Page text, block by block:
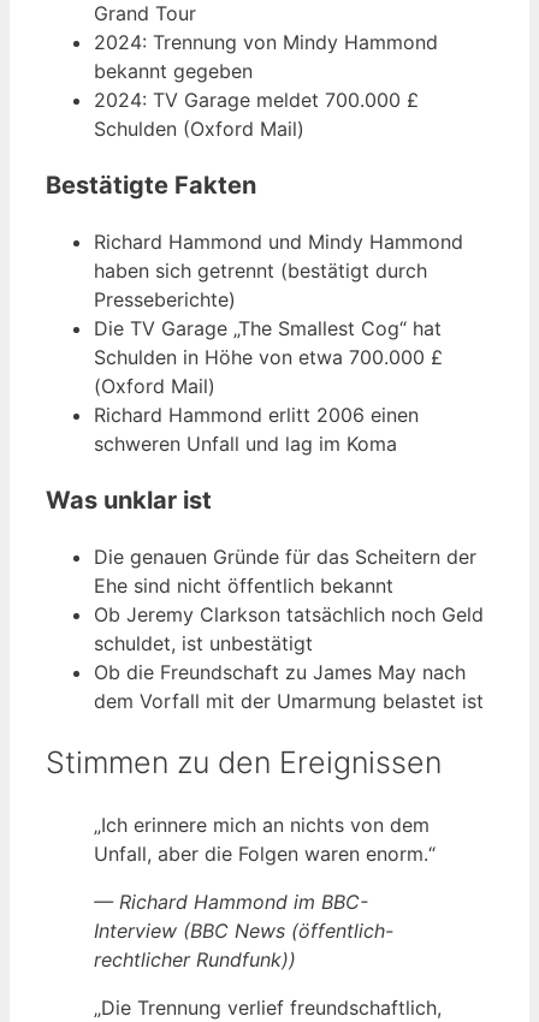
Grand Tour
2024: Trennung von Mindy Hammond
bekannt gegeben
2024: TV Garage meldet 700.000 £
Schulden (Oxford Mail)
Bestätigte Fakten
Richard Hammond und Mindy Hammond
haben sich getrennt (bestätigt durch
Presseberichte)
Die TV Garage „The Smallest Cog“ hat
Schulden in Höhe von etwa 700.000 £
(Oxford Mail)
Richard Hammond erlitt 2006 einen
schweren Unfall und lag im Koma
Was unklar ist
Die genauen Gründe für das Scheitern der
Ehe sind nicht öffentlich bekannt
Ob Jeremy Clarkson tatsächlich noch Geld
schuldet, ist unbestätigt
Ob die Freundschaft zu James May nach
dem Vorfall mit der Umarmung belastet ist
Stimmen zu den Ereignissen
„Ich erinnere mich an nichts von dem
Unfall, aber die Folgen waren enorm.“
— Richard Hammond im BBC-
Interview (BBC News (öffentlich-
rechtlicher Rundfunk))
„Die Trennung verlief freundschaftlich,